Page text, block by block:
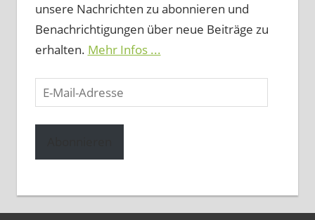
unsere Nachrichten zu abonnieren und
Benachrichtigungen über neue Beiträge zu
erhalten. Mehr Infos ...
E-
Mail-
Adresse